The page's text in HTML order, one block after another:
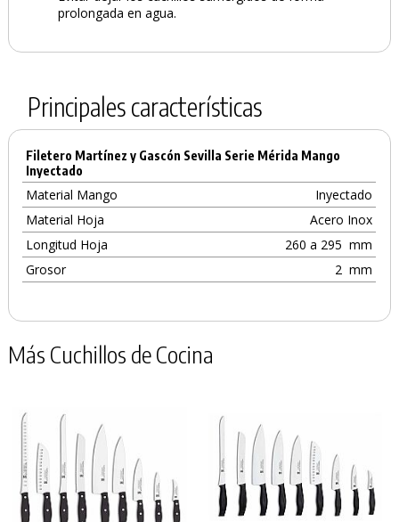
prolongada en agua.
Principales características
Filetero Martínez y Gascón Sevilla Serie Mérida Mango
Inyectado
Material Mango
Inyectado
Material Hoja
Acero Inox
Longitud Hoja
260 a 295 mm
Grosor
2 mm
Más Cuchillos de Cocina